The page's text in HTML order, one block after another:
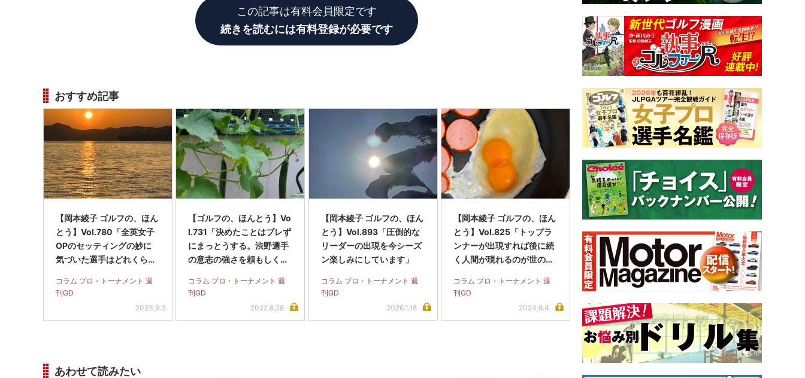
この記事は有料会員限定です
続きを読むには有料登録が必要です
おすすめ記事
【岡本綾子 ゴルフの、ほん
とう】Vol.780「全英女子
OPのセッティングの妙に
気づいた選手はどれくらい
コラム プロ・トーナメント 週
刊GD
2023.9.3
【ゴルフの、ほんとう】Vo
l.731「決めたことはブレず
にまっとうする。渋野選手
の意志の強さを頼もしく感
コラム プロ・トーナメント 週
刊GD
2022.8.28
【岡本綾子 ゴルフの、ほん
とう】Vol.893「圧倒的な
リーダーの出現を今シーズ
ン楽しみにしています」
コラム プロ・トーナメント 週
刊GD
2026.1.18
【岡本綾子 ゴルフの、ほん
とう】Vol.825「トップラ
ンナーが出現すれば後に続
く人間が現れるのが世の常
コラム プロ・トーナメント 週
刊GD
2024.8.4
あわせて読みたい